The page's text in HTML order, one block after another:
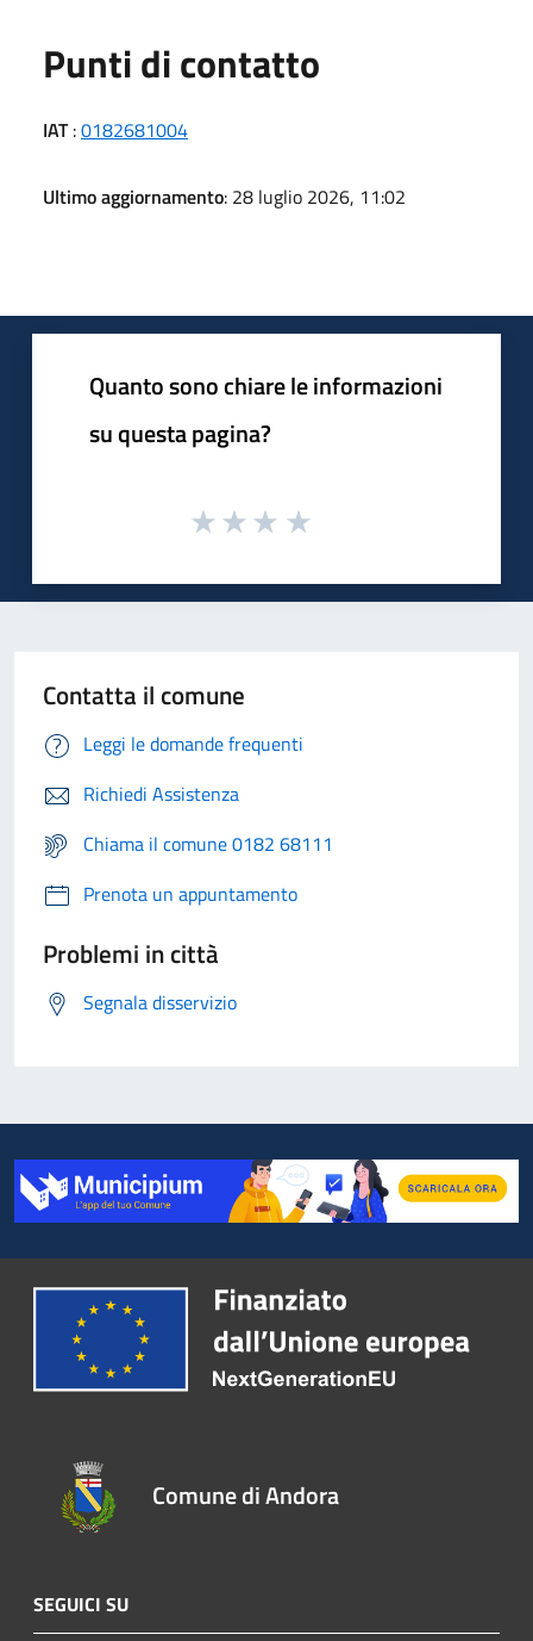
Punti di contatto
IAT:0182681004
Ultimo aggiornamento: 28 luglio 2026, 11:02
Quanto sono chiare le informazioni
su questa pagina?
Contatta il comune
Leggi le domande frequenti
Richiedi Assistenza
Chiama il comune 0182 68111
Prenota un appuntamento
Problemi in città
Segnala disservizio
Comune di Andora
SEGUICI SU